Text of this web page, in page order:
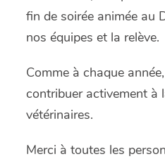
fin de soirée animée au
nos équipes et la relève.
Comme à chaque
contribuer activement à
vétérinaires.
Merci à toutes les